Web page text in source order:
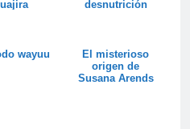
desnutrición
wayuu
El misterioso
origen de
Susana Arends